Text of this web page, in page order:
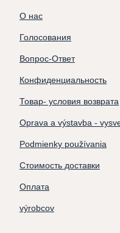
О нас
Голосования
Вопрос-Ответ
Конфиденциальность
Товар- условия возврата
Oprava a výstavba -
Podmienky používania
Стоимость доставки
Оплата
výrobcov